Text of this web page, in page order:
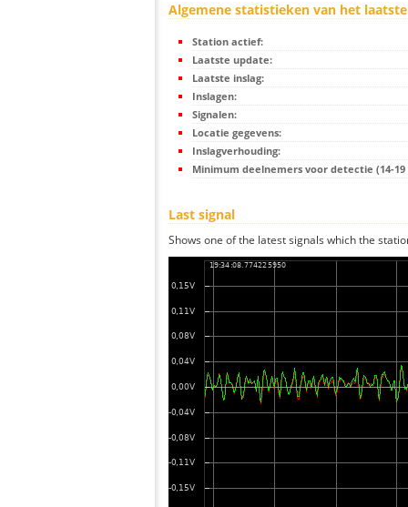
Algemene statistieken van het
Station actief:
Laatste update:
Laatste inslag:
Inslagen:
Signalen:
Locatie gegevens:
Inslagverhouding:
Minimum deelnemers voor detectie (14-
Last signal
Shows one of the latest signals which the